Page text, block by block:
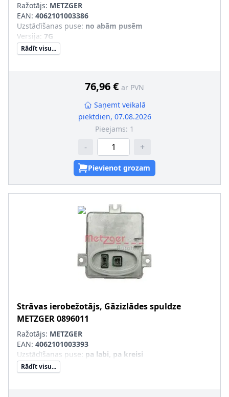
Ražotājs: METZGER
EAN: 4062101003386
Uzstādīšanas puse: no abām pusēm
Versija: 7G
Rādīt visu...
76,96 € ar PVN
Saņemt veikalā
piektdien, 07.08.2026
Pieejams: 1
- +
Pievienot grozam
Strāvas ierobežotājs, Gāzizlādes spuldze
METZGER0896011
Ražotājs: METZGER
EAN: 4062101003393
Uzstādīšanas puse: pa labi, pa kreisi
Rādīt visu...